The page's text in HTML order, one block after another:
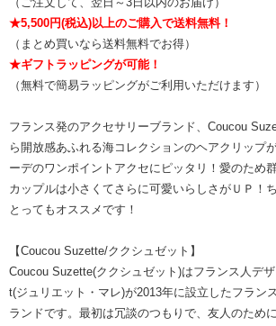
★5,500円(税込)以上のご購入で送料無料！
（まとめ買いなら送料無料でお得）
★ギフトラッピングが可能！
（無料で簡易ラッピングがご利用いただけます）
フランス発のアクセサリーブランド、Coucou
ら開放感あふれる海コレクションのヘアクリップ
ーデのワンポイントアクセにピッタリ！愛のため
カップルは小さくてさらに可愛いらしさがＵＰ！
とってもオススメです！
【Coucou Suzette/ククシュゼット】
Coucou Suzette(ククシュゼット)はフランス人デ
t(ジュリエット・マレ)が2013年に設立したフラン
ランドです。最初は冗談のつもりで、友人のため